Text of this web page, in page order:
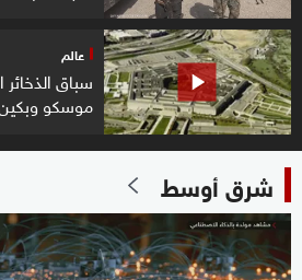
عالم
سباق
موسكو
شرق أوسط